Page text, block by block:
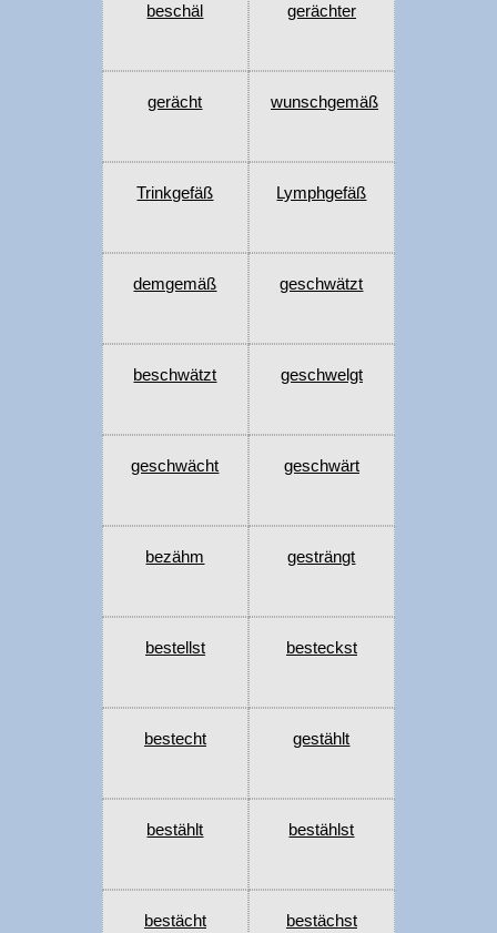
beschäl gerächter
gerächt wunschgemäß
Trinkgefäß Lymphgefäß
demgemäß geschwätzt
beschwätzt geschwelgt
geschwächt geschwärt
bezähm gesträngt
bestellst besteckst
bestecht gestählt
bestählt bestählst
bestächt bestächst